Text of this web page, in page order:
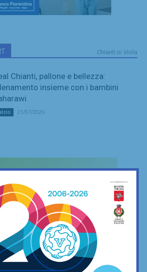
Chianti in Viola
Chianti, pallone e bellezza:
insieme con i bambini
21/07/2026